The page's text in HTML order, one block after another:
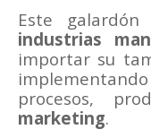
Este
industrias
importar su
procesos,
marketing.